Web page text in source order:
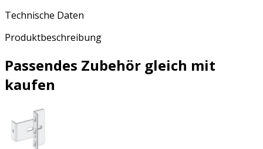
Technische Daten
Produktbeschreibung
Passendes Zubehör gleich mit
kaufen